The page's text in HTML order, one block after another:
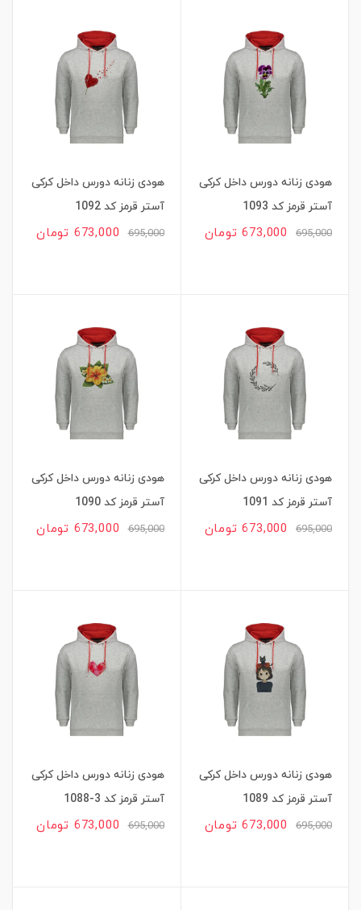
هودی زنانه دورس داخل کرکی
آستر قرمز کد 1093
695,000 673,000 تومان
هودی زنانه دورس داخل کرکی
آستر قرمز کد 1092
695,000 673,000 تومان
هودی زنانه دورس داخل کرکی
آستر قرمز کد 1091
695,000 673,000 تومان
هودی زنانه دورس داخل کرکی
آستر قرمز کد 1090
695,000 673,000 تومان
هودی زنانه دورس داخل کرکی
آستر قرمز کد 1089
695,000 673,000 تومان
هودی زنانه دورس داخل کرکی
آستر قرمز کد 3-1088
695,000 673,000 تومان